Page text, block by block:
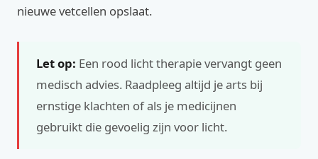
nieuwe vetcellen opslaat.
Let op: Een rood licht therapie vervangt geen
medisch advies. Raadpleeg altijd je arts bij
ernstige klachten of als je medicijnen
gebruikt die gevoelig zijn voor licht.